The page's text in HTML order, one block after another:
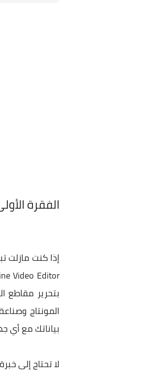
الفقرة
بتحرير مقاطع
المونتاج
بياناتك مع أي جهة
لا تحتاج إلى